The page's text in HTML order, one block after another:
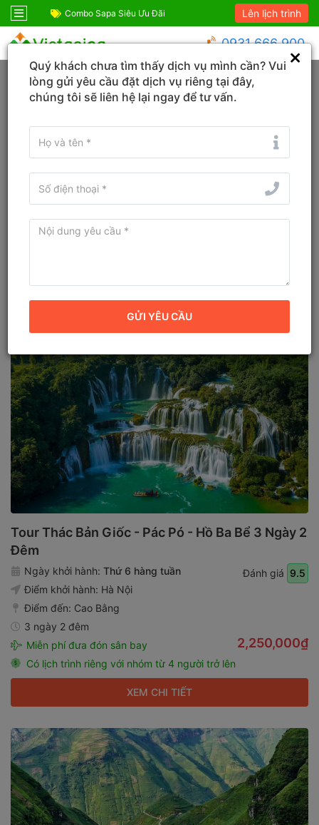
Combo Sapa Siêu Ưu Đãi Combo du lịch
Lên lịch trình
0931 666 900
Trang chủ Cao Bằng Đàm Thuỷ
Sắp xếp Bộ lọc
Tour Thác Bản Giốc - Pác Pó - Hồ Ba Bể 3 Ngày 2
Đêm
Đánh giá 9.5
2,250,000₫
Ngày khởi hành: Thứ 6 hàng tuần
Điểm khởi hành: Hà Nội
Điểm đến: Cao Bằng
3 ngày 2 đêm
Miễn phí đưa đón sân bay
Có lịch trình riêng với nhóm từ 4 người trở lên
XEM CHI TIẾT
Quý khách chưa tìm thấy dịch vụ mình cần? Vui
lòng gửi yêu cầu đặt dịch vụ riêng tại đây,
chúng tôi sẽ liên hệ lại ngay để tư vấn.